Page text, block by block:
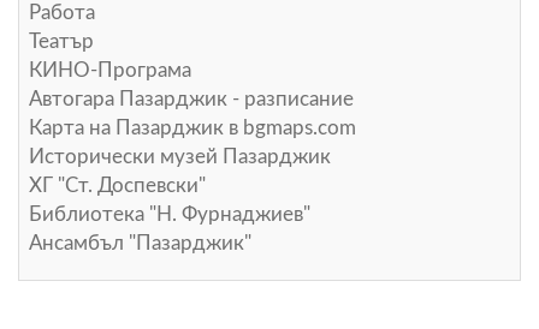
Работа
Театър
КИНО-Програма
Автогара Пазарджик - разписание
Карта на Пазарджик в bgmaps.com
Исторически музей Пазарджик
ХГ "Ст. Доспевски"
Библиотека "Н. Фурнаджиев"
Ансамбъл "Пазарджик"